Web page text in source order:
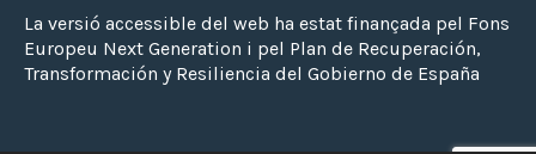
La versió accessible del web ha estat finançada pel Fons
Europeu Next Generation i pel Plan de Recuperación,
Transformación y Resiliencia del Gobierno de España